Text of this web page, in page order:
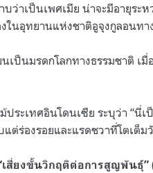
าเป็นเพศเมีย น่าจะมีอายุระห
นอุทยานแห่งชาติอูจุงกูลอนทา
ป็นมรดกโลกทางธรรมชาติ เ
ระเทศอินโดนเซีย ระบุว่า “นี่
ต่ร่องรอยและแรดชวาที่โตเต็ม
เสี่ยงขั้นวิกฤติต่อการสูญพันธุ์”